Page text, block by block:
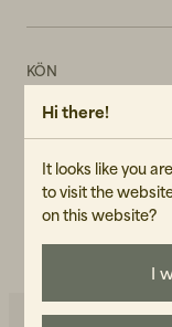
KÖN
ART.NR
109821-990
SKÖTSELRÅD
LÄS VÅR CARE
Hi there!
It looks like you
to visit the
on this website?
I